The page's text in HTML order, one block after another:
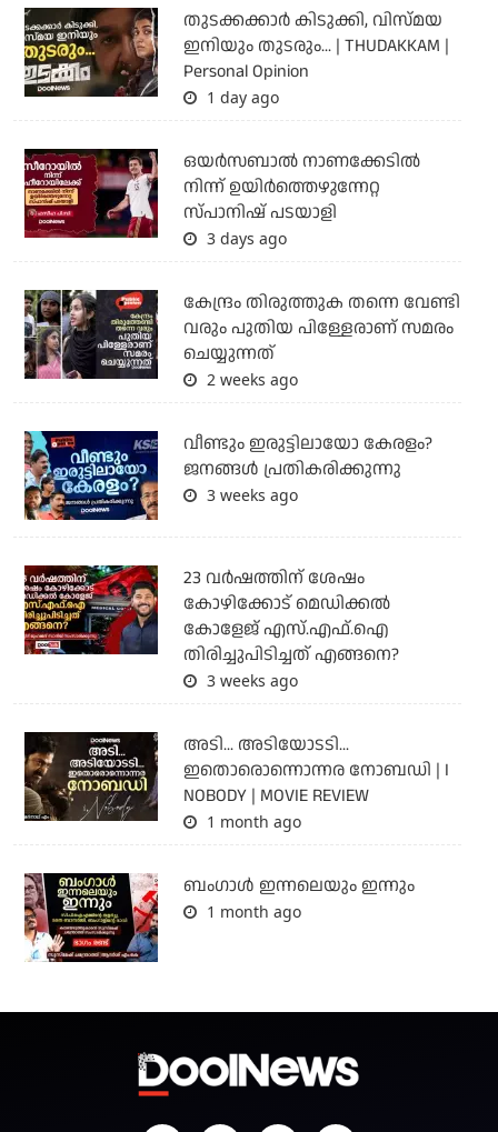
തുടക്കക്കാര്‍ കിടുക്കി, വിസ്മയ
ഇനിയും തുടരും... | THUDAKKAM |
Personal Opinion
1 day ago
ഒയര്‍സബാൽ നാണക്കേടിൽ
നിന്ന് ഉയിർത്തെഴുന്നേറ്റ
സ്പാനിഷ് പടയാളി
3 days ago
കേന്ദ്രം തിരുത്തുക തന്നെ വേണ്ടി
വരും പുതിയ പിള്ളേരാണ് സമരം
ചെയ്യുന്നത്
2 weeks ago
വീണ്ടും ഇരുട്ടിലായോ കേരളം?
ജനങ്ങൾ പ്രതികരിക്കുന്നു
3 weeks ago
23 വർഷത്തിന് ശേഷം
കോഴിക്കോട് മെഡിക്കൽ
കോളേജ് എസ്.എഫ്.ഐ
തിരിച്ചുപിടിച്ചത് എങ്ങനെ?
3 weeks ago
അടി... അടിയോടടി...
ഇതൊരൊന്നൊന്നര നോബഡി | I
NOBODY | MOVIE REVIEW
1 month ago
ബംഗാള്‍ ഇന്നലെയും ഇന്നും
1 month ago